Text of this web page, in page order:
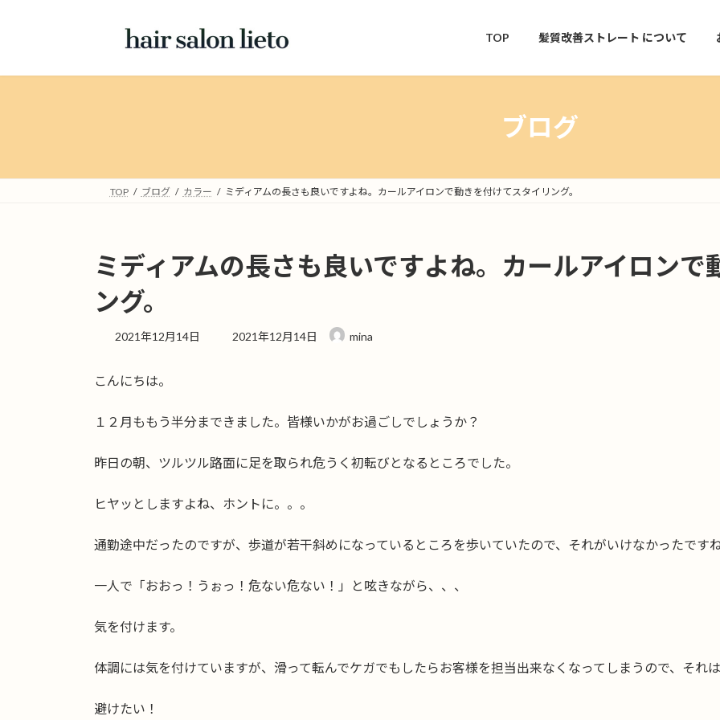
プ
動
TOP 髪質改善ストレート について
ブログ
TOP ブログ カラー ミディアムの長さも良いですよね。カールアイロンで動きを付けてスタイリング。
ミディアムの長さも良いですよね。カールアイロンで
ング。
2021年12月14日
最
時
:
2021年12月14日 mina
こんにちは。
１２月ももう半分まできました。皆様いかがお過ごしでしょうか？
昨日の朝、ツルツル路面に足を取られ危うく初転びとなるところでした。
ヒヤッとしますよね、ホントに。。。
通勤途中だったのですが、歩道が若干斜めになっているところを歩いていたので、それがいけなかったです
一人で「おおっ！うぉっ！危ない危ない！」と呟きながら、、、
気を付けます。
体調には気を付けていますが、滑って転んでケガでもしたらお客様を担当出来なくなってしまうので、それ
避けたい！